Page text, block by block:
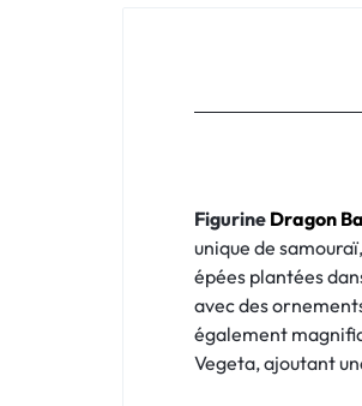
Figurine Dragon
unique de
épées plantées
avec des
également
Vegeta, ajoutant